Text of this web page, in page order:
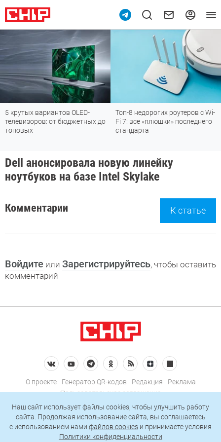
5 крутых вариантов OLED-
телевизоров: от бюджетных до
топовых
Топ-8 недорогих роутеров с Wi-
Fi 7: все «плюшки» последнего
стандарта
Dell анонсировала новую линейку
ноутбуков на базе Intel Skylake
Комментарии К статье
Войдите или Зарегистрируйтесь, чтобы оставить
комментарий
О проекте Генератор QR-кодов Редакция
Реклама
Пользовательское соглашение
Политика конфиденциальности
Подписаться на рассылку
Наш сайт использует файлы cookies, чтобы улучшить работу
сайта. Продолжая использование сайта, вы соглашаетесь
c использованием нами файлов cookies и принимаете условия
Политики конфиденциальности